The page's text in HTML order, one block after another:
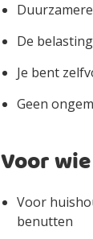
De
Je bent
Geen
Voor
Voor
benutten